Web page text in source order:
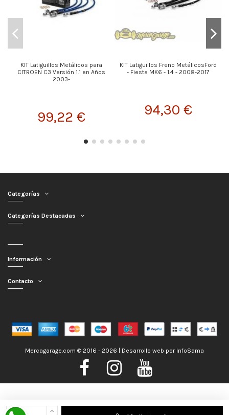
Nos encontramos de Vacaciones, no obstante los pedidos hechos se
KIT Latiguillos Metálicos para
CITROEN C3 Versión 1.1 en Años
2003-
99,22 €
KIT Latiguillos Freno MetálicosFord
- Fiesta MK6 - 1.4 - 2008-2017
94,30 €
Categorías
Categorías Destacadas
Información
Contacto
Mercagarage.com © 2016 - 2026 | Desarrollo web por InfoSama